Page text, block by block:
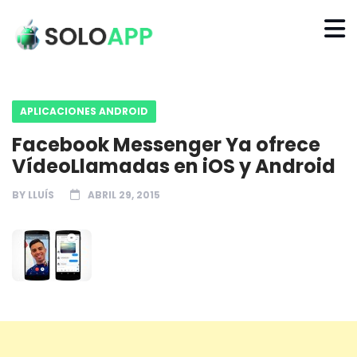
APLICACIONES ANDROID
Facebook Messenger Ya ofrece
VídeoLlamadas en iOS y Android
BY LLUÍS ABRIL 29, 2015